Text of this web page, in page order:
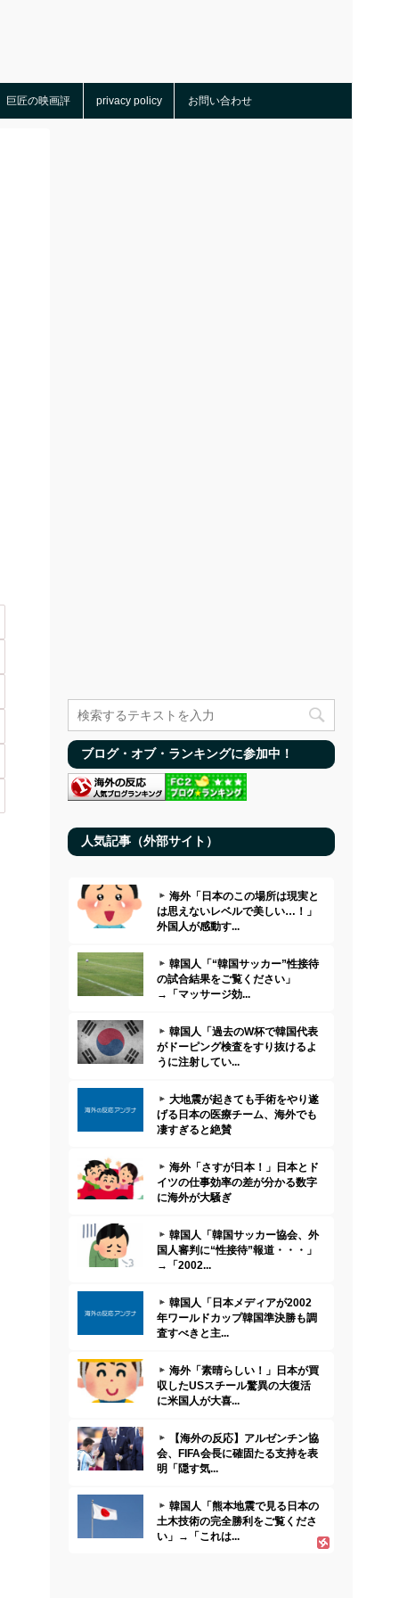
巨匠の映画評 privacy policy お問い合わせ
ブログ・オブ・ランキングに参加中！
人気記事（外部サイト）
海外「日本のこの場所は現実と
は思えないレベルで美しい…！」
外国人が感動す...
韓国人「“韓国サッカー”性接待
の試合結果をご覧ください」
→「マッサージ効...
韓国人「過去のW杯で韓国代表
がドーピング検査をすり抜けるよ
うに注射してい...
大地震が起きても手術をやり遂
げる日本の医療チーム、海外でも
凄すぎると絶賛
海外「さすが日本！」日本とド
イツの仕事効率の差が分かる数字
に海外が大騒ぎ
韓国人「韓国サッカー協会、外
国人審判に“性接待”報道・・・」
→「2002...
韓国人「日本メディアが2002
年ワールドカップ韓国準決勝も調
査すべきと主...
海外「素晴らしい！」日本が買
収したUSスチール驚異の大復活
に米国人が大喜...
【海外の反応】アルゼンチン協
会、FIFA会長に確固たる支持を表
明「隠す気...
韓国人「熊本地震で見る日本の
土木技術の完全勝利をご覧くださ
い」→「これは...